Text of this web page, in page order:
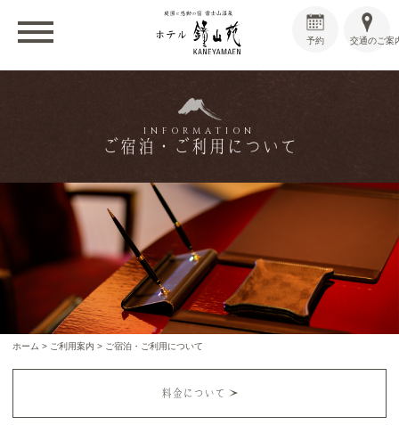
交通のご案
予約
INFORMATION
ご宿泊・ご利用について
ホーム > ご利用案内 > ご宿泊・ご利用について
料金について